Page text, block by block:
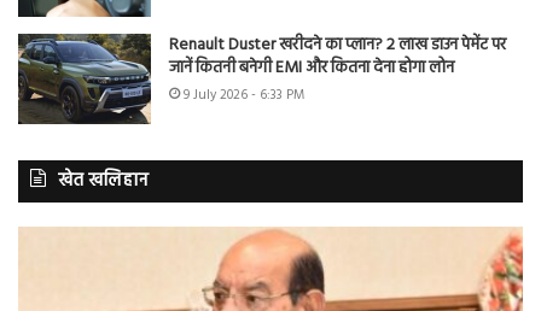
Renault Duster खरीदने का प्लान? 2 लाख डाउन पेमेंट पर
जानें कितनी बनेगी EMI और कितना देना होगा लोन
9 July 2026 - 6:33 PM
खेत खलिहान